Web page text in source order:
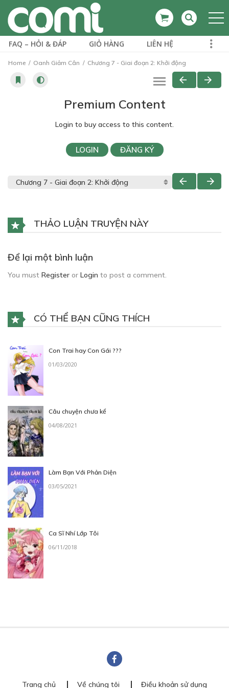
FAQ – HỎI & ĐÁP GIỎ HÀNG LIÊN HỆ
Home Oanh Giảm Cân Chương 7 - Giai đoạn 2: Khởi động
Premium Content
Login to buy access to this content.
LOGIN ĐĂNG KÝ
THẢO LUẬN TRUYỆN NÀY
Để lại một bình luận
You must Register or Login to post a comment.
CÓ THỂ BẠN CŨNG THÍCH
Con Trai hay Con Gái ???
01/03/2020
Câu chuyện chưa kể
04/08/2021
Làm Bạn Với Phản Diện
03/05/2021
Ca Sĩ Nhí Lớp Tôi
06/11/2018
Trang chủ Về chúng tôi Điều khoản sử dụng